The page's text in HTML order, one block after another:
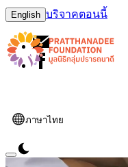
English บริจาคตอนนี้
ภาษาไทย